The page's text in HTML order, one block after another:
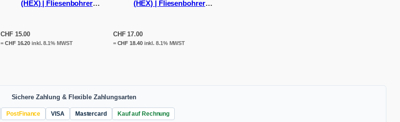
(HEX) | Fliesenbohrer
CHF15.00
= CHF16.20 inkl. 8.1% MWST
(HEX) | Fliesenbohrer
CHF17.00
= CHF 18.40inkl. 8.1% MWST
Sichere Zahlung & Flexible Zahlungsarten
PostFinance VISA Mastercard Kauf auf Rechnung